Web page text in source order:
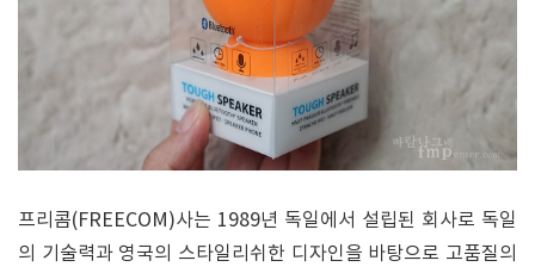
프리콤(FREECOM)사는 1989년 독일에서 설립된 회사로 독일
의 기술력과 영국의 스타일리쉬한 디자인을 바탕으로 고품질의